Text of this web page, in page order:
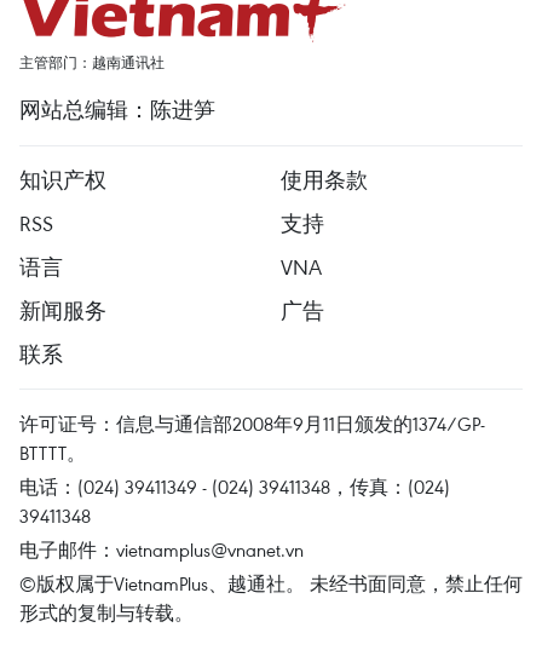
主管部门：越南通讯社
网站总编辑：陈进笋
知识产权
使用条款
RSS
支持
语言
VNA
新闻服务
广告
联系
许可证号：信息与通信部2008年9月11日颁发的1374/GP-
BTTTT。
电话：(024) 39411349 - (024) 39411348，传真：(024)
39411348
电子邮件： vietnamplus@vnanet.vn
©版权属于VietnamPlus、越通社。 未经书面同意，禁止任何
形式的复制与转载。